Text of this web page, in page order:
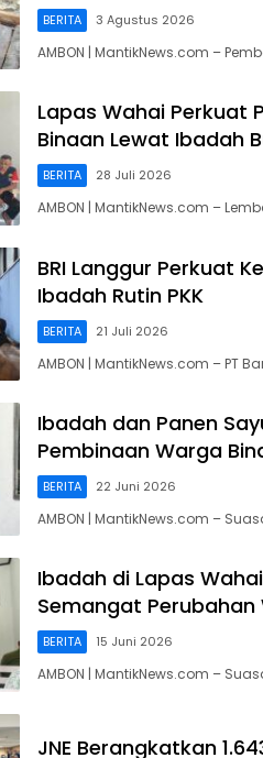
BERITA 3 Agustus 2026
AMBON | MantikNews.com –
Lapas Wahai Perkuat
Binaan Lewat Ibadah
BERITA 28 Juli 2026
AMBON | MantikNews.com –
BRI Langgur Perkuat
Ibadah Rutin PKK
BERITA 21 Juli 2026
AMBON | MantikNews.com – PT
Ibadah dan Panen
Pembinaan Warga
BERITA 22 Juni 2026
AMBON | MantikNews.com –
Ibadah di Lapas
Semangat Perubahan
BERITA 15 Juni 2026
AMBON | MantikNews.com –
JNE Berangkatkan